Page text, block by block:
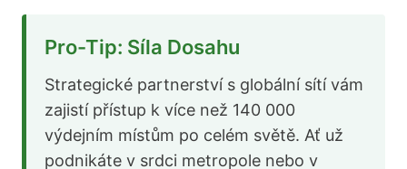
Pro-Tip: Síla Dosahu
Strategické partnerství s globální sítí vám
zajistí přístup k více než 140 000
výdejním místům po celém světě. Ať už
podnikáte v srdci metropole nebo v